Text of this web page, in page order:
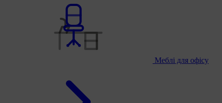
Меблі для офісу